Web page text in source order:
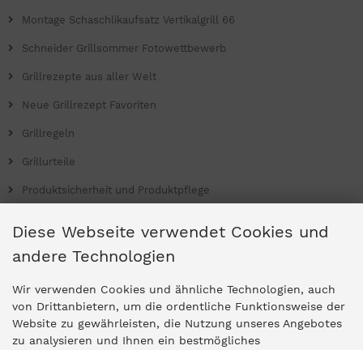
Montage Schaschlikaufsatz Vertikalgrill 66
Schneider Grillsommer Fotowettbewerb
Grillrezepte aus aller Welt
Neue Grillrezept Favoriten
Grillregeln
Grillurteile
Produktsicherheit und Produktpflege
Ladengeschäfte
Zentrale Idar-Oberstein
Diese Webseite verwendet Cookies und
andere Technologien
Wir verwenden Cookies und ähnliche Technologien, auch
von Drittanbietern, um die ordentliche Funktionsweise der
Website zu gewährleisten, die Nutzung unseres Angebotes
zu analysieren und Ihnen ein bestmögliches